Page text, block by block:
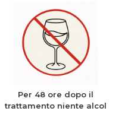
Per 48 ore dopo il
trattamento niente alcol